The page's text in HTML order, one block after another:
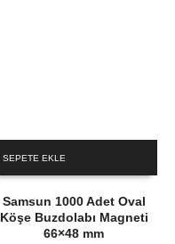
SEPETE EKLE
Samsun 1000 Adet Oval
Köşe Buzdolabı Magneti
66×48 mm